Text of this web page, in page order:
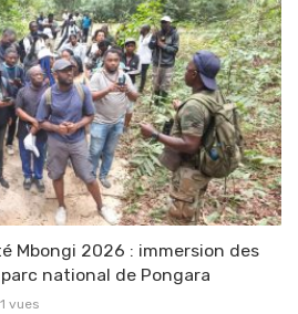
Mbongi 2026 : immersion des
national de Pongara
vues